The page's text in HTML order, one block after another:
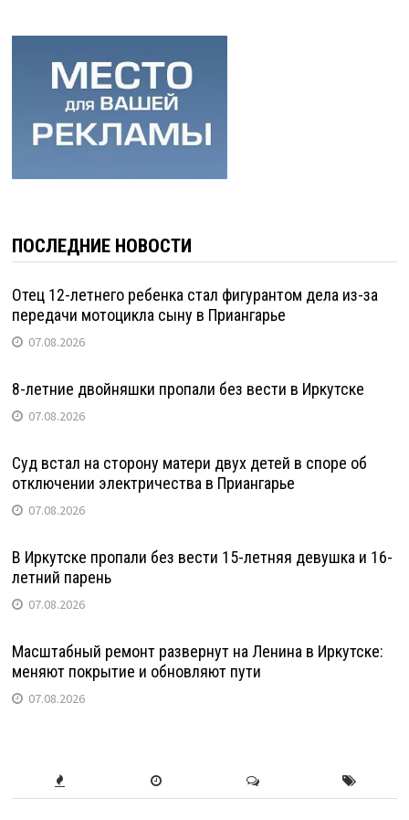
ПОСЛЕДНИЕ НОВОСТИ
Отец 12-летнего ребенка стал фигурантом дела из-за
передачи мотоцикла сыну в Приангарье
07.08.2026
8-летние двойняшки пропали без вести в Иркутске
07.08.2026
Суд встал на сторону матери двух детей в споре об
отключении электричества в Приангарье
07.08.2026
В Иркутске пропали без вести 15-летняя девушка и 16-
летний парень
07.08.2026
Масштабный ремонт развернут на Ленина в Иркутске:
меняют покрытие и обновляют пути
07.08.2026